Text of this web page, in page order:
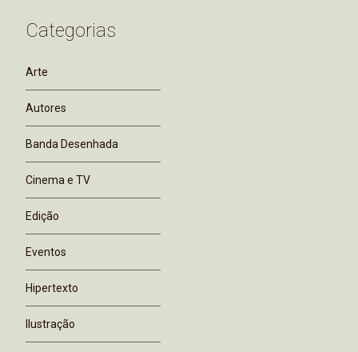
Categorias
Arte
Autores
Banda Desenhada
Cinema e TV
Edição
Eventos
Hipertexto
Ilustração